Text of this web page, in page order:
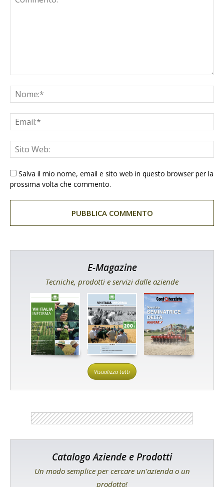
Salva il mio nome, email e sito web in questo browser per la
prossima volta che commento.
E-Magazine
Tecniche, prodotti e servizi dalle aziende
Visualizza tutti
Catalogo Aziende e Prodotti
Un modo semplice per cercare un'azienda o un
prodotto!